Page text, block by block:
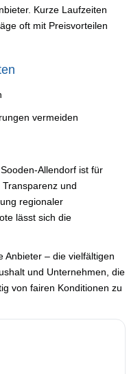
Kurze Laufzeiten
oft mit Preisvorteilen
vermeiden
Allendorf ist für
und
regionaler
lässt sich die
Anbieter – die vielfältigen
und Unternehmen, die
von fairen Konditionen zu